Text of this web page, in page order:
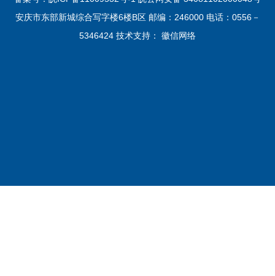
安庆市东部新城综合写字楼6楼B区 邮编：246000 电话：0556－
5346424 技术支持： 徽信网络